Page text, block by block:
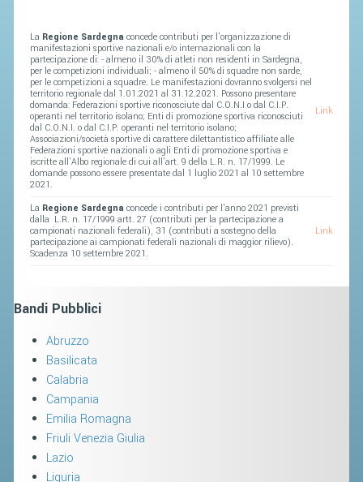
La Regione Sardegna concede contributi per l’organizzazione di
manifestazioni sportive nazionali e/o internazionali con la
partecipazione di: - almeno il 30% di atleti non residenti in Sardegna,
per le competizioni individuali; - almeno il 50% di squadre non sarde,
per le competizioni a squadre. Le manifestazioni dovranno svolgersi nel
territorio regionale dal 1.01.2021 al 31.12.2021. Possono presentare
domanda: Federazioni sportive riconosciute dal C.O.N.I o dal C.I.P.
operanti nel territorio isolano; Enti di promozione sportiva riconosciuti
dal C.O.N.I. o dal C.I.P. operanti nel territorio isolano;
Associazioni/società sportive di carattere dilettantistico affiliate alle
Federazioni sportive nazionali o agli Enti di promozione sportiva e
iscritte all’Albo regionale di cui all’art. 9 della L.R. n. 17/1999. Le
domande possono essere presentate dal 1 luglio 2021 al 10 settembre
2021.
Link
La Regione Sardegna concede i contributi per l’anno 2021 previsti
dalla L.R. n. 17/1999 artt. 27 (contributi per la partecipazione a
campionati nazionali federali), 31 (contributi a sostegno della
partecipazione ai campionati federali nazionali di maggior rilievo).
Scadenza 10 settembre 2021.
Link
Bandi Pubblici
Abruzzo
Basilicata
Calabria
Campania
Emilia Romagna
Friuli Venezia Giulia
Lazio
Liguria
TUTELA DELLA SALUTE -
ANTIDOPING
COMUNICAZIONE E MARKETING
SEGRETERIA FEDERALE
CONTATTI
AVVISI E BANDI
CIRCOLARI
RESPONSABILITÀ SOCIALE
SAFEGUARDING
RICHIESTA PATROCINIO
ORGANI DI GIUSTIZIA FEDERALE